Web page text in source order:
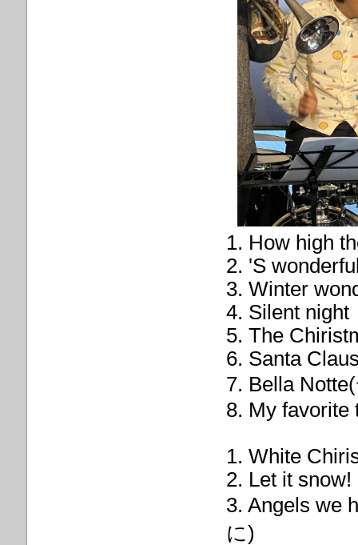
1. How high
2. 'S
3. Winter
4. Silent night
5. The
6. Santa
7. Bella
8. My favorite
1. White
2. Let it
3. Angels we
に)